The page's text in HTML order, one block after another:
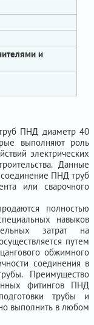
и
ПНД диаметр 40
выполняют роль
электрических
Данные
ПНД труб
или сварочного
полностью
навыков
затрат на
путем
обжимного
соединения в
Преимущество
фитингов ПНД
трубы и
выполнить в любом